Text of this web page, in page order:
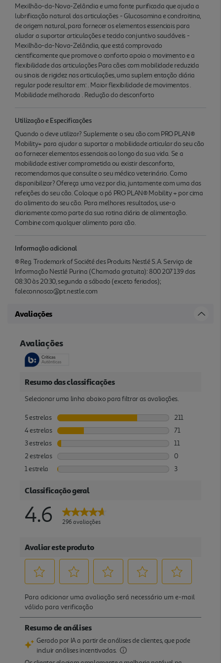
Mexilhão-da-Nova-Zelândia e uma fonte purificada que ajuda a
lubrificação natural das articulações - Glucosamina e condroitina,
de origem natural, para fornecer os elementos essenciais para
aludar a suportar articulações e tecido conjuntivo saudáveis -
Mexilhão-da-Nova-Zelândia, que está comprovado
cientificamente que promove o conforto apoia o movimento e a
flexibilidade das articulações Para cães com mobilidade reduzida
ou sinais de rigidez nas articulações, uma suplem entação diária
regular pode resultar em: . Maior flexibilidade de movimentos .
Mobilidade melhorada . Redução do desconforto
Utilização e Especificações
Quando o deve utilizar? Suplemente o seu cão com PRO PLAN®
Mobility+ para ajudar a suportar a mobilidade articular do seu cão
ao fornecer elementos essenciais ao longo da sua vida. Se a
mobilidade estiver comprometida ou existir desconforto,
recomendamos que consulte o seu médico veterinário. Como
disponibilizar? Ofereça uma vez por dia, juntamente com uma das
refeições do seu cão. Coloque o pó PRO PLAN® Mobility + por cima
do alimento do seu cão. Para melhores resultados, use-o
diariamente como parte da sua rotina diária de alimentação.
Combine com qualquer alimento para cão.
Informação adicional
® Reg. Trademark of Société des Produits Nestlé S.A. Serviço de
Informação Nestlé Purina (Chamada gratuita): 800 207 139 das
08:30 às 20:30, segunda a sábado (exceto feriados);
faleconnosco@pt.nestle.com
Avaliações